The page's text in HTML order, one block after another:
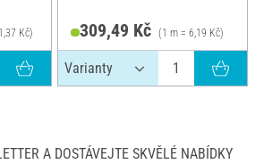
Kč) 309,49 Kč (1 m = 6,19 Kč)
A DOSTÁVEJTE SKVĚLÉ NABÍDKY